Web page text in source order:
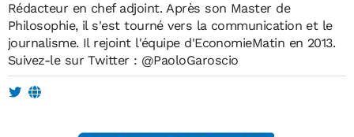
Rédacteur en chef adjoint. Après son Master de
Philosophie, il s'est tourné vers la communication et le
journalisme. Il rejoint l'équipe d'EconomieMatin en 2013.
Suivez-le sur Twitter : @PaoloGaroscio